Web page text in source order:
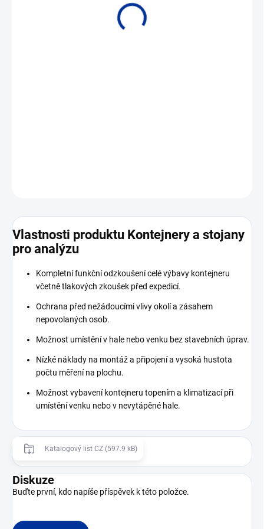
Vlastnosti produktu Kontejnery a stojany
pro analýzu
Kompletní funkční odzkoušení celé výbavy kontejneru
včetně tlakových zkoušek před expedicí.
Ochrana před nežádoucími vlivy okolí a zásahem
nepovolaných osob.
Možnost umístění v hale nebo venku bez stavebních úprav.
Nízké náklady na montáž a připojení a vysoká hustota
počtu měření na plochu.
Možnost vybavení kontejneru topením a klimatizací při
umístění venku nebo v nevytápěné hale.
Katalogový list CZ (597.9 kB)
Diskuze
Buďte první, kdo napíše příspěvek k této položce.